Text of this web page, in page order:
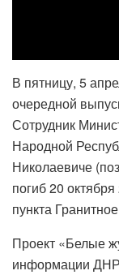
В пятницу, 5
очередной
Сотрудник
Народной
Николаевиче
погиб 20
пункта
Проект «Белые
информации